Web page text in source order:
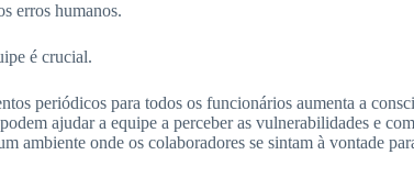
erros humanos.
é crucial.
periódicos para todos os funcionários aumenta a
ajudar a equipe a perceber as vulnerabilidades e
ambiente onde os colaboradores se sintam à vontade